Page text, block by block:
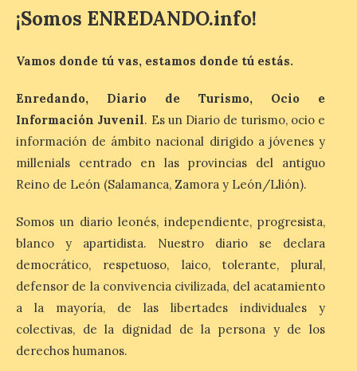
Antigüedad clásica, la mitología y los
viajes, que se suceden al ritmo de un
Patrimonio Nacional
cancela la temporada de
fuentes de La Granja ante
la escasez de agua
Esta medida afecta a los
espectáculos nocturnos
de la Fuente Baños de
Diana previstos para los
días 8, 15 y 22 de agosto,
así como al encendido extraordinario del
día 25. La reserva de agua en el estanque
«El Mar», […]
¡Somos ENREDANDO.info!
Vamos donde tú vas, estamos donde tú estás.
Enredando, Diario de Turismo, Ocio e
Información Juvenil. Es un Diario de turismo, ocio e
información de ámbito nacional dirigido a jóvenes y
millenials centrado en las provincias del antiguo
Reino de León (Salamanca, Zamora y León/Llión).
Somos un diario leonés, independiente, progresista,
blanco y apartidista. Nuestro diario se declara
democrático, respetuoso, laico, tolerante, plural,
defensor de la convivencia civilizada, del acatamiento
a la mayoría, de las libertades individuales y
colectivas, de la dignidad de la persona y de los
derechos humanos.